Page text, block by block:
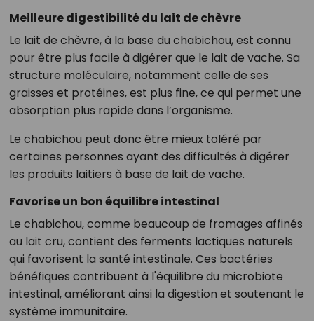
Meilleure digestibilité du lait de chèvre
Le lait de chèvre, à la base du chabichou, est connu
pour être plus facile à digérer que le lait de vache. Sa
structure moléculaire, notamment celle de ses
graisses et protéines, est plus fine, ce qui permet une
absorption plus rapide dans l’organisme.
Le chabichou peut donc être mieux toléré par
certaines personnes ayant des difficultés à digérer
les produits laitiers à base de lait de vache.
Favorise un bon équilibre intestinal
Le chabichou, comme beaucoup de fromages affinés
au lait cru, contient des ferments lactiques naturels
qui favorisent la santé intestinale. Ces bactéries
bénéfiques contribuent à l'équilibre du microbiote
intestinal, améliorant ainsi la digestion et soutenant le
système immunitaire.